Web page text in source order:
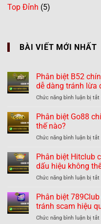
Top Đỉnh (5)
BÀI VIẾT MỚI NHẤT
Phân biệt B52
dễ dàng tránh lừa
Chức năng bình luận bị tắt
Phân biệt Go88
thế nào?
Chức năng bình luận bị tắt
Phân biệt Hitclub
dấu hiệu không
Chức năng bình luận bị tắt
Phân biệt
tránh scam hiệu
Chức năng bình luận bị tắt